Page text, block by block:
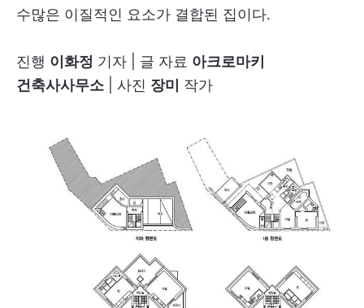
수많은 이질적인 요소가 결합된 집이다.
진행 이화정 기자 | 글 자료 아크로마키
건축사사무소 | 사진 장미 작가